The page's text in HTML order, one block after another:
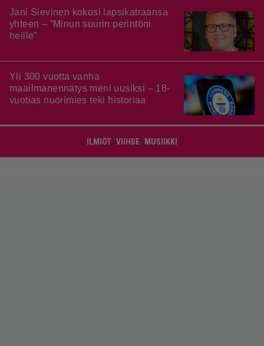
Jani Sievinen kokosi lapsikatraansa
yhteen – ”Minun suurin perintöni
heille”
Yli 300 vuotta vanha
maailmanennätys meni uusiksi – 18-
vuotias nuorimies teki historiaa
ILMIÖT VIIHDE MUSIIKKI